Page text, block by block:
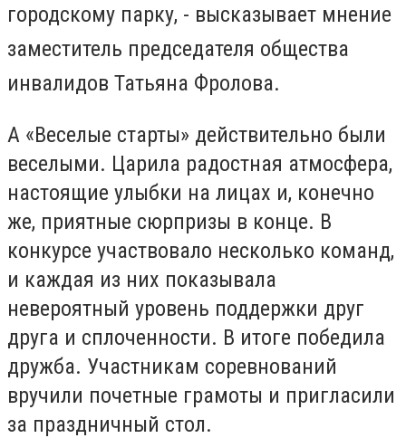
городскому парку, - высказывает мнение
заместитель председателя общества
инвалидов Татьяна Фролова.
А «Веселые старты» действительно были
веселыми. Царила радостная атмосфера,
настоящие улыбки на лицах и, конечно
же, приятные сюрпризы в конце. В
конкурсе участвовало несколько команд,
и каждая из них показывала
невероятный уровень поддержки друг
друга и сплоченности. В итоге победила
дружба. Участникам соревнований
вручили почетные грамоты и пригласили
за праздничный стол.